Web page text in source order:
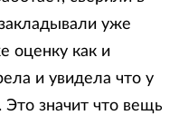
уже
оценку как и
и увидела что у
значит что вещь